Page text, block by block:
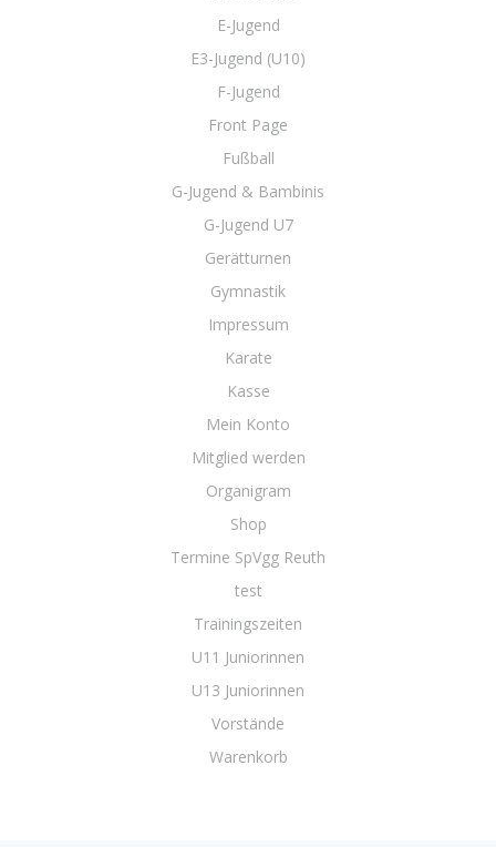
E-Jugend
E3-Jugend (U10)
F-Jugend
Front Page
Fußball
G-Jugend & Bambinis
G-Jugend U7
Gerätturnen
Gymnastik
Impressum
Karate
Kasse
Mein Konto
Mitglied werden
Organigram
Shop
Termine SpVgg Reuth
test
Trainingszeiten
U11 Juniorinnen
U13 Juniorinnen
Vorstände
Warenkorb